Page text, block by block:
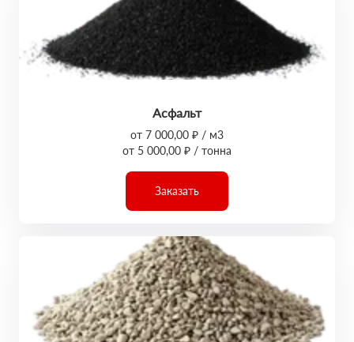
Асфальт
от 7 000,00 ₽ / м3
от 5 000,00 ₽ / тонна
Заказать